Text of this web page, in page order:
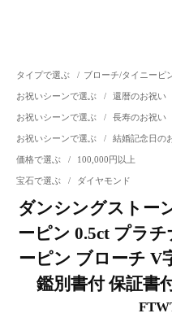
タイプで選ぶ / ブローチ/タイニーピ
お祝いシーンで選ぶ / 還暦のお祝い
お祝いシーンで選ぶ / 長寿のお祝い
お祝いシーンで選ぶ / 結婚記念日の
価格で選ぶ / 100,000円以上
宝石で選ぶ / ダイヤモンド
ダンシングストー
ーピン 0.5ct プラ
ーピン ブローチ V
鑑別書付 保証書